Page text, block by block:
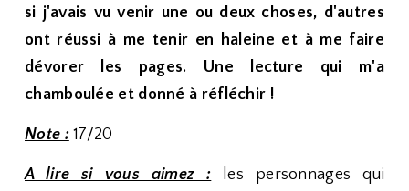
si j'avais vu venir une ou deux choses, d'autres
ont réussi à me tenir en haleine et à me faire
dévorer les pages. Une lecture qui m'a
chamboulée et donné à réfléchir !
Note :17/20
A lire si vous aimez : les personnages qui